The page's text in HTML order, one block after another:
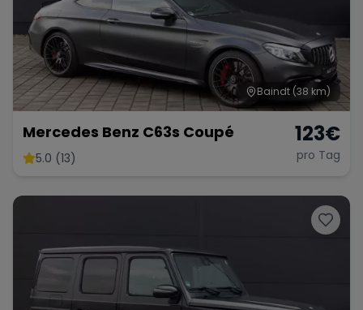
McLaren Ford
Tesla Chevrolet Dodge
Bugatti Lotus
Baindt (38 km)
Mercedes Benz C63s Coupé
5.0 (13)
123€
pro Tag